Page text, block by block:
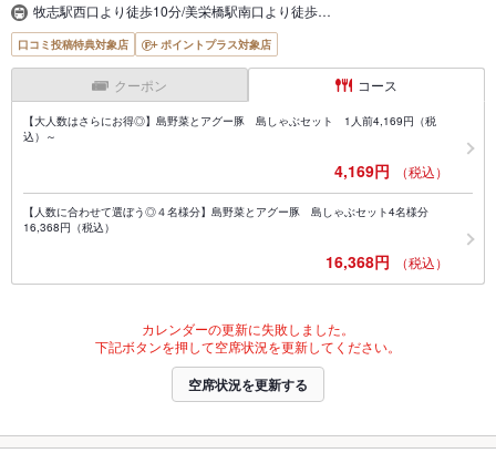
牧志駅西口より徒歩10分/美栄橋駅南口より徒歩…
口コミ投稿特典対象店 ポイントプラス対象店
クーポン コース
【大人数はさらにお得◎】島野菜とアグー豚 島しゃぶセット 1人前4,169円（税
込）～
4,169円 （税込）
【人数に合わせて選ぼう◎４名様分】島野菜とアグー豚 島しゃぶセット4名様分
16,368円（税込）
16,368円 （税込）
カレンダーの更新に失敗しました。
下記ボタンを押して空席状況を更新してください。
空席状況を更新する